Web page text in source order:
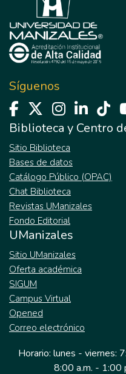
Síguenos
Biblioteca y Centro
Sitio Biblioteca
Bases de datos
Catálogo Público (OPAC)
Chat Biblioteca
Revistas UManizales
Fondo Editorial
UManizales
Sitio UManizales
Oferta académica
SIGUM
Campus Virtual
Opened
Correo electrónico
Horario: lunes - viernes:
8:00 a.m. - 1:00